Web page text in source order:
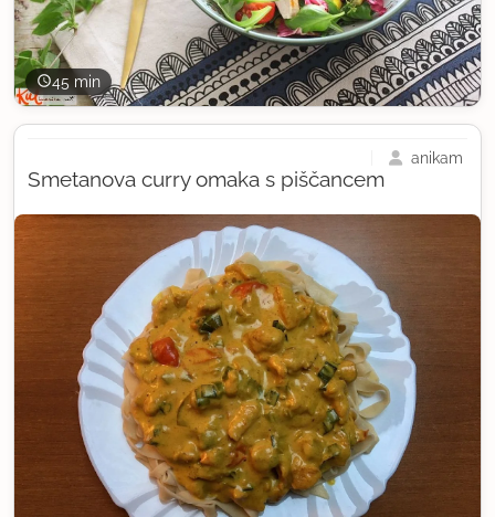
45 min
Smetanova curry omaka s piščancem
anikam